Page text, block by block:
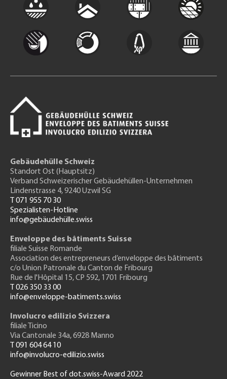
Gebäudehülle Schweiz
Standort Ost (Hauptsitz)
Verband Schweizerischer Gebäudehüllen-Unternehmen
Lindenstrasse 4, 9240 Uzwil SG
T 071 955 70 30
Spezialisten-Hotline
info@gebäudehülle.swiss
Enveloppe des bâtiments Suisse
filiale Suisse Romande
Association des entrepreneurs d’enveloppe des bâtiments
c/o Union Patronale du Canton de Fribourg
Rue de l'Hôpital 15, CP 592, 1701 Fribourg
T 026 350 33 00
info@enveloppe-batiments.swiss
Involucro edilizio Svizzera
filiale Ticino
Via Cantonale 34a, 6928 Manno
T 091 604 64 10
info@involucro-edilizio.swiss
Gewinner Best of dot.swiss-Award 2022